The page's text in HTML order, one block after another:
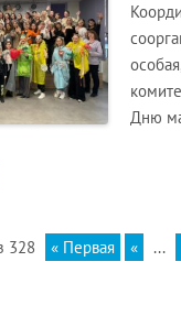
Дню
328 « Первая « ...